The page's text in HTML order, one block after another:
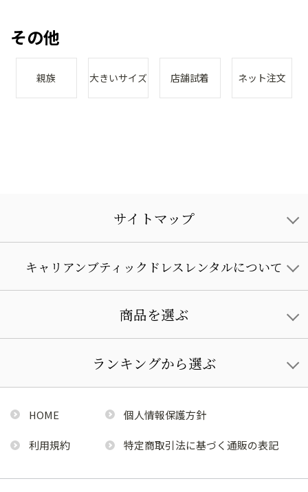
その他
親族 大きいサイズ 店舗試着 ネット注文
サイトマップ
キャリアンブティックドレスレンタルについて
商品を選ぶ
ランキングから選ぶ
HOME 個人情報保護方針
利用規約 特定商取引法に基づく通販の表記